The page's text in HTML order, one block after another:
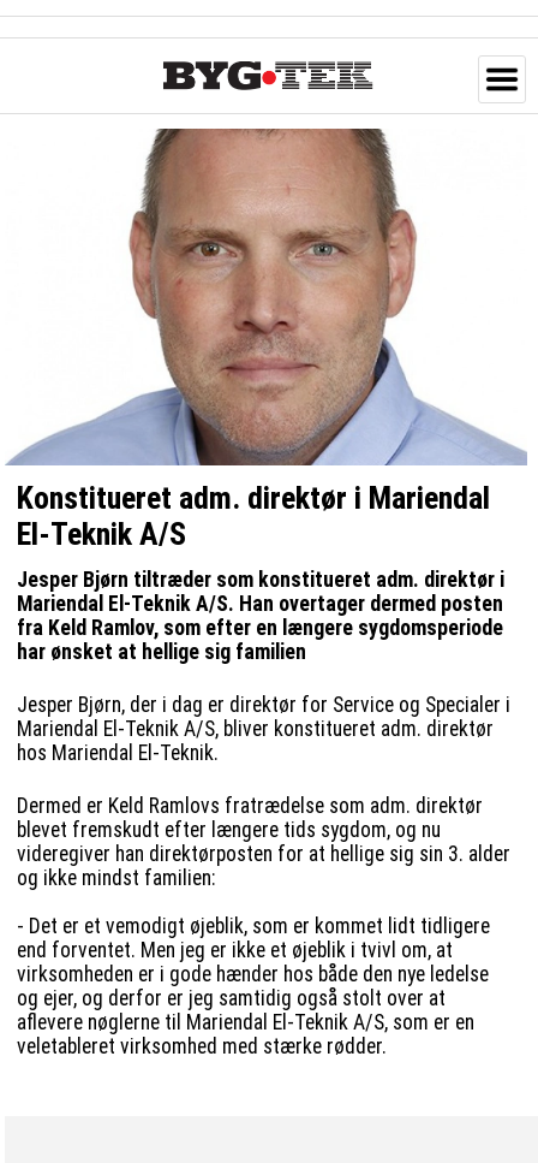
Konstitueret adm. direktør i Mariendal
El-Teknik A/S
Jesper Bjørn tiltræder som konstitueret adm. direktør i
Mariendal El-Teknik A/S. Han overtager dermed posten
fra Keld Ramlov, som efter en længere sygdomsperiode
har ønsket at hellige sig familien
Jesper Bjørn, der i dag er direktør for Service og Specialer i
Mariendal El-Teknik A/S, bliver konstitueret adm. direktør
hos Mariendal El-Teknik.
Dermed er Keld Ramlovs fratrædelse som adm. direktør
blevet fremskudt efter længere tids sygdom, og nu
videregiver han direktørposten for at hellige sig sin 3. alder
og ikke mindst familien:
- Det er et vemodigt øjeblik, som er kommet lidt tidligere
end forventet. Men jeg er ikke et øjeblik i tvivl om, at
virksomheden er i gode hænder hos både den nye ledelse
og ejer, og derfor er jeg samtidig også stolt over at
aflevere nøglerne til Mariendal El-Teknik A/S, som er en
veletableret virksomhed med stærke rødder.